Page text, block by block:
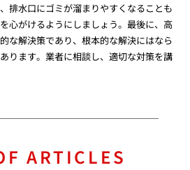
排水口にゴミが溜まりやすくなることも
心がけるようにしましょう。最後に、高
な解決策であり、根本的な解決にはなら
ります。業者に相談し、適切な対策を講
ARTICLES